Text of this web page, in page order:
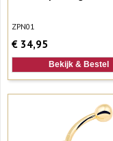
ZPN01
€ 34,95
Bekijk & Bestel